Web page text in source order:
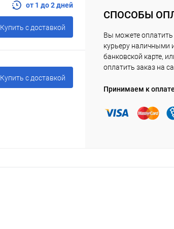
от 1 до 2 дней
Купить c доставкой
Купить c доставкой
СПОСОБЫ
Вы можете оплатить
курьеру наличными
банковской карте,
оплатить заказ на
Принимаем к